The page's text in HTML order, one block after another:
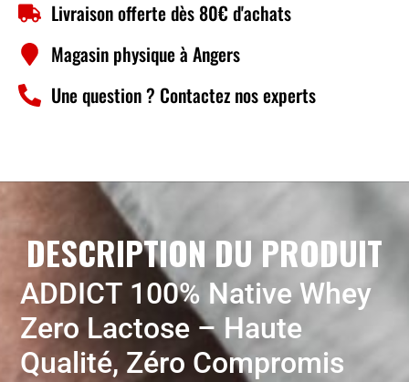
Livraison offerte dès 80€ d'achats
Magasin physique à Angers
Une question ? Contactez nos experts
DESCRIPTION DU PRODUIT
ADDICT 100% Native Whey
Zero Lactose – Haute
Qualité, Zéro Compromis